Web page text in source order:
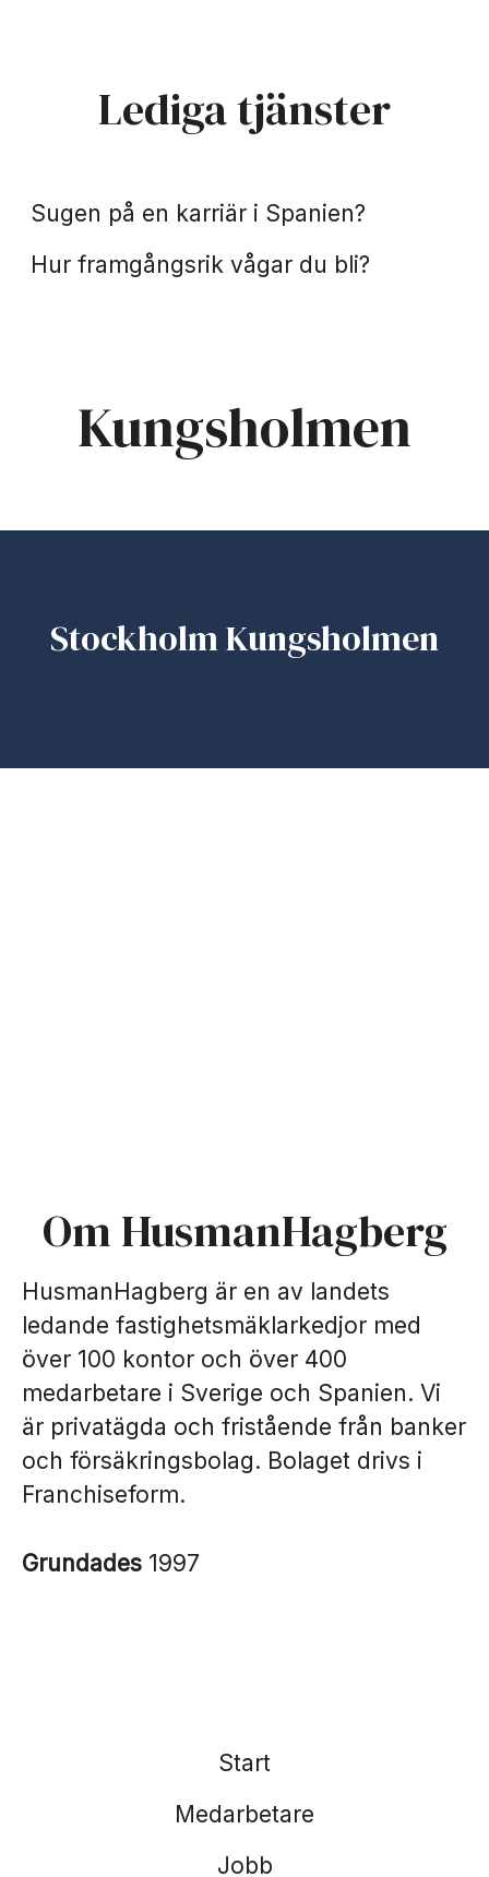
Lediga tjänster
Sugen på en karriär i Spanien?
Praktik
Hur framgångsrik vågar du bli?
Kungsholmen
Stockholm Kungsholmen
Om HusmanHagberg
HusmanHagberg är en av landets
ledande fastighetsmäklarkedjor med
över 100 kontor och över 400
medarbetare i Sverige och Spanien. Vi
är privatägda och fristående från banker
och försäkringsbolag. Bolaget drivs i
Franchiseform.
Grundades 1997
Start
Medarbetare
Jobb